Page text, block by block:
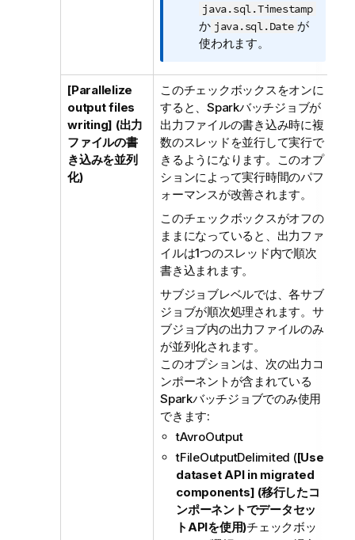
java.sql.Timestamp
か java.sql.Date が
使われます。
[Parallelize
output files
writing] (出力
ファイルの書
き込みを並列
化)
このチェックボックスをオンに
すると、Sparkバッチジョブが
出力ファイルの書き込み時に複
数のスレッドを並行して実行で
きるようになります。このオプ
ションによって実行時間のパフ
ォーマンスが改善されます。
このチェックボックスがオフの
ままになっていると、出力ファ
イルは1つのスレッド内で順次
書き込まれます。
サブジョブレベルでは、各サブ
ジョブが順次処理されます。サ
ブジョブ内の出力ファイルのみ
が並列化されます。
このオプションは、次の出力コ
ンポーネントが含まれている
Sparkバッチジョブでのみ使用
できます:
tAvroOutput
tFileOutputDelimited ([Use
dataset API in migrated
components] (移行したコ
ンポーネントでデータセッ
トAPIを使用)チェックボッ